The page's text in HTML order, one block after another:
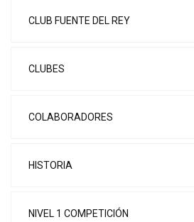
CLUB FUENTE DEL REY
CLUBES
COLABORADORES
HISTORIA
NIVEL 1 COMPETICIÓN